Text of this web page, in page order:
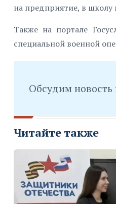
на предприятие, в школу
Также на портале
специальной военной
Обсудим
Читайте также